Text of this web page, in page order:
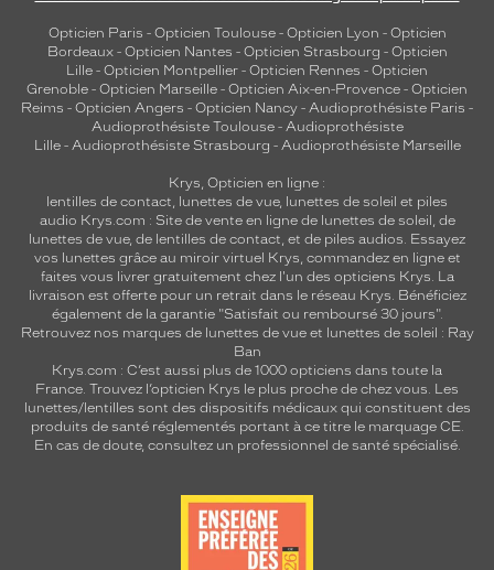
Opticien Paris - Opticien Toulouse- Opticien Lyon - Opticien
Bordeaux- Opticien Nantes - Opticien Strasbourg - Opticien
Lille - Opticien Montpellier - Opticien Rennes - Opticien
Grenoble - Opticien Marseille - Opticien Aix-en-Provence - Opticien
Reims - Opticien Angers - Opticien Nancy - Audioprothésiste Paris -
Audioprothésiste Toulouse- Audioprothésiste
Lille- Audioprothésiste Strasbourg - Audioprothésiste Marseille
Krys, Opticien en ligne :
lentilles de contact, lunettes de vue, lunettes de soleil et piles
audio Krys.com : Site de vente en ligne de lunettes de soleil, de
lunettes de vue, de lentilles de contact, et de piles audios. Essayez
vos lunettes grâce au miroir virtuel Krys, commandez en ligne et
faites vous livrer gratuitement chez l'un des opticiens Krys. La
livraison est offerte pour un retrait dans le réseau Krys. Bénéficiez
également de la garantie "Satisfait ou remboursé 30 jours".
Retrouvez nos marques de lunettes de vue et lunettes de soleil : Ray
Ban
Krys.com : C’est aussi plus de 1000 opticiens dans toute la
France. Trouvez l’opticien Krys le plus proche de chez vous. Les
lunettes/lentilles sont des dispositifs médicaux qui constituent des
produits de santé réglementés portant à ce titre le marquage CE.
En cas de doute, consultez un professionnel de santé spécialisé.